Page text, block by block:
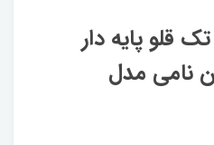
قلو پایه دار
نامی مدل